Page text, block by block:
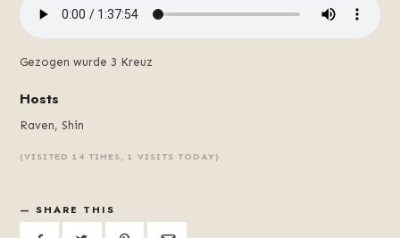
Gezogen wurde 3 Kreuz
Hosts
Raven, Shin
(VISITED 14 TIMES, 1 VISITS TODAY)
SHARE THIS